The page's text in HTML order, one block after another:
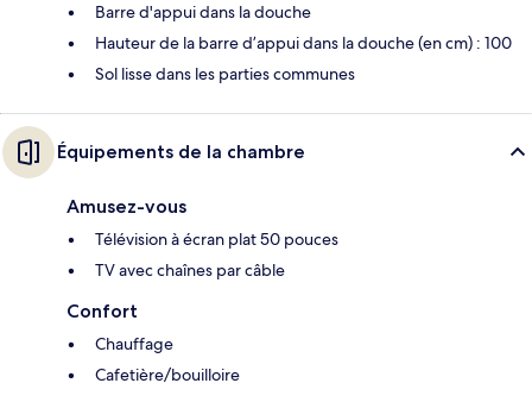
Barre d'appui dans la douche
Hauteur de la barre d’appui dans la douche (en cm) : 100
Sol lisse dans les parties communes
Équipements de la chambre
Amusez-vous
Télévision à écran plat 50 pouces
TV avec chaînes par câble
Confort
Chauffage
Cafetière/bouilloire